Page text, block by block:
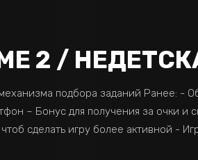
2 /
подбора заданий Ранее: -
– Бонус для получения за очки и
сделать игру более активной -